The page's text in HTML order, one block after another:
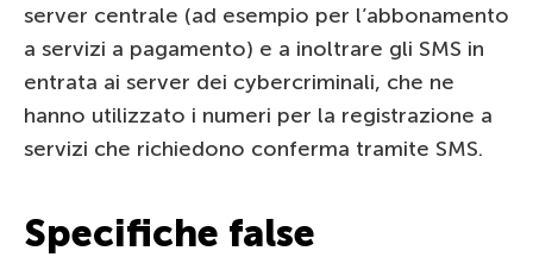
server centrale (ad esempio per l’abbonamento
a servizi a pagamento) e a inoltrare gli SMS in
entrata ai server dei cybercriminali, che ne
hanno utilizzato i numeri per la registrazione a
servizi che richiedono conferma tramite SMS.
Specifiche false